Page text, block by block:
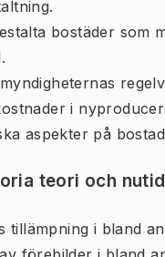
bostäder som
i
aspekter på
teori och
tillämpning i bland